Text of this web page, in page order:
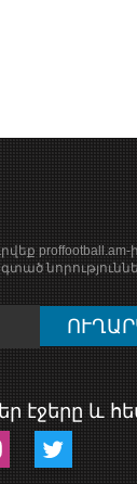
proffootball.am-
էջերը և